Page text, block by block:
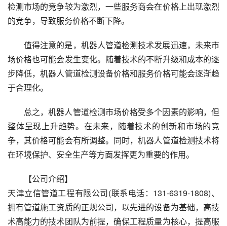
检测市场的竞争较为激烈，一些服务商会在价格上出现激烈
的竞争，导致服务价格不断下降。
值得注意的是，机器人管道检测技术发展迅速，未来市
场价格也可能会发生变化。随着技术的不断升级和成本的逐
步降低，机器人管道检测设备价格和服务价格可能会逐渐趋
于合理化。
总之，机器人管道检测市场价格受多个因素的影响，但
整体呈现上升趋势。在未来，随着技术的创新和市场的竞
争，其价格可能会有所调整。同时，机器人管道检测技术将
在环境保护、安全生产等方面发挥更为重要的作用。
【公司介绍】
天津立信管道工程有限公司(联系电话：131-6319-1808)、
拥有管道施工资质的正规公司，以先进的设备为基础，高技
术高能力的技术团队为前提，确保工程质量为核心，提高服